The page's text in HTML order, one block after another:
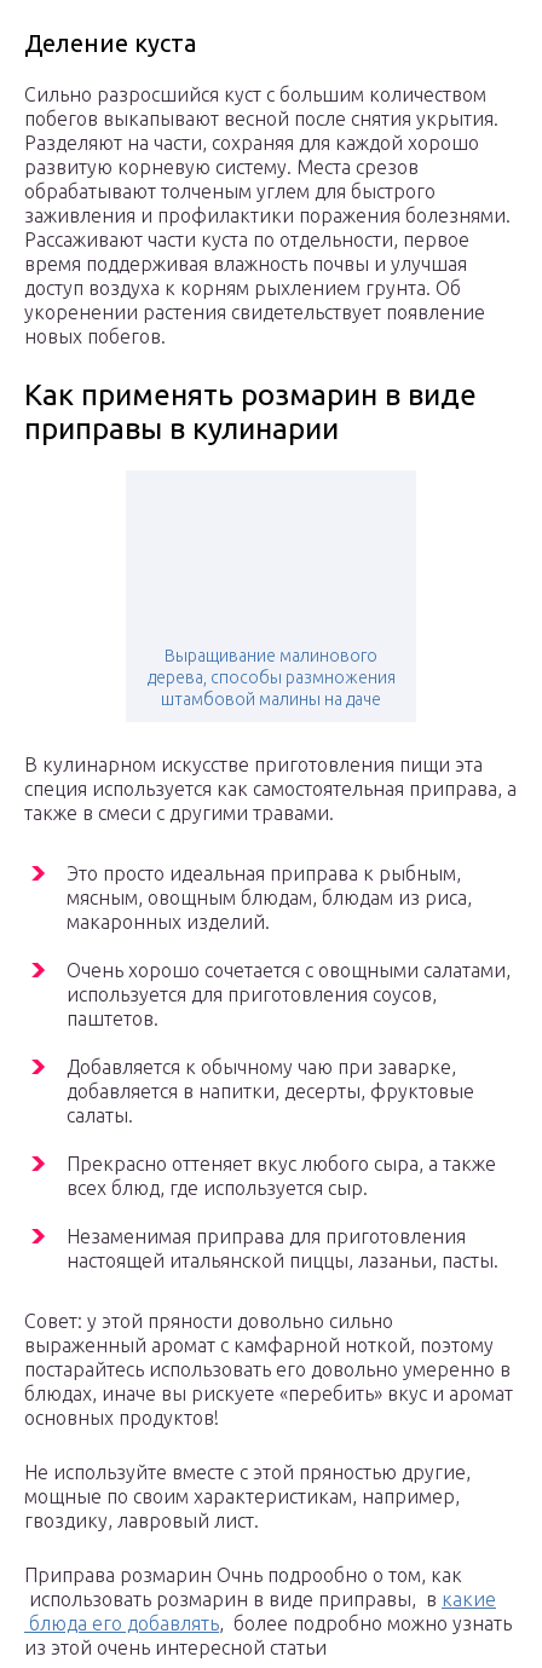
Деление куста
Сильно разросшийся куст с большим количеством
побегов выкапывают весной после снятия укрытия.
Разделяют на части, сохраняя для каждой хорошо
развитую корневую систему. Места срезов
обрабатывают толченым углем для быстрого
заживления и профилактики поражения болезнями.
Рассаживают части куста по отдельности, первое
время поддерживая влажность почвы и улучшая
доступ воздуха к корням рыхлением грунта. Об
укоренении растения свидетельствует появление
новых побегов.
Как применять розмарин в виде
приправы в кулинарии
Выращивание малинового
дерева, способы размножения
штамбовой малины на даче
В кулинарном искусстве приготовления пищи эта
специя используется как самостоятельная приправа, а
также в смеси с другими травами.
Это просто идеальная приправа к рыбным,
мясным, овощным блюдам, блюдам из риса,
макаронных изделий.
Очень хорошо сочетается с овощными салатами,
используется для приготовления соусов,
паштетов.
Добавляется к обычному чаю при заварке,
добавляется в напитки, десерты, фруктовые
салаты.
Прекрасно оттеняет вкус любого сыра, а также
всех блюд, где используется сыр.
Незаменимая приправа для приготовления
настоящей итальянской пиццы, лазаньи, пасты.
Совет: у этой пряности довольно сильно
выраженный аромат с камфарной ноткой, поэтому
постарайтесь использовать его довольно умеренно в
блюдах, иначе вы рискуете «перебить» вкус и аромат
основных продуктов!
Не используйте вместе с этой пряностью другие,
мощные по своим характеристикам, например,
гвоздику, лавровый лист.
Приправа розмарин Очнь подрообно о том, как
использовать розмарин в виде приправы, в какие
блюда его добавлять, более подробно можно узнать
из этой очень интересной статьи